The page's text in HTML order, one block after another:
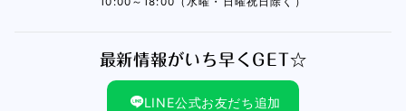
最新情報がいち早くGET☆
LINE公式お友だち追加